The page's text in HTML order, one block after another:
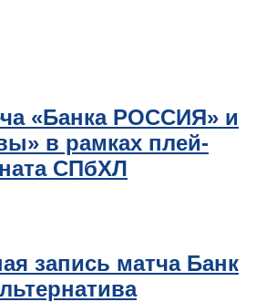
«Банка РОССИЯ» и
в рамках плей-
СПбХЛ
запись матча Банк